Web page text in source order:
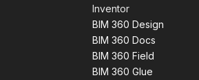
Inventor
BIM 360 Design
BIM 360 Docs
BIM 360 Field
BIM 360 Glue